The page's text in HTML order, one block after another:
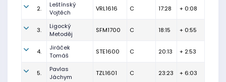
2.
Leštínský
Vojtěch
VRL1616 C 17:28 + 0:08
3.
Ligocký
Metoděj
SFM1700 C 18:15 + 0:55
4.
Jiráček
Tomáš
STE1600 C 20:13 + 2:53
5.
Pavlas
Jáchym
TZL1601 C 23:23 + 6:03